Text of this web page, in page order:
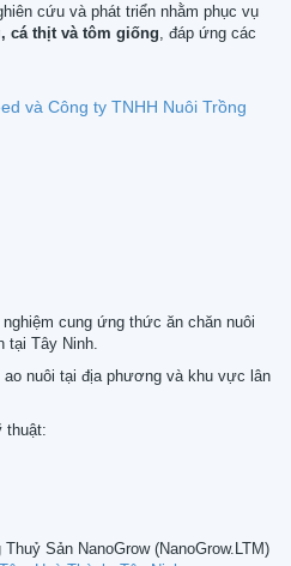
cứu và phát triển nhằm phục vụ
cá thịt và tôm giống , đáp ứng các
và Công ty TNHH Nuôi Trồng
cung ứng thức ăn chăn nuôi
tại Tây Ninh.
nuôi tại địa phương và khu vực lân
thuật:
Sản NanoGrow(NanoGrow.LTM)